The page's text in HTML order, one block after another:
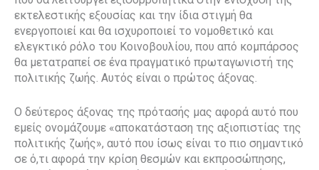
εκτελεστικής εξουσίας και την ίδια στιγμή θα
ενεργοποιεί και θα ισχυροποιεί το νομοθετικό και
ελεγκτικό ρόλο του Κοινοβουλίου, που από κομπάρσος
θα μετατραπεί σε ένα πραγματικό πρωταγωνιστή της
πολιτικής ζωής. Αυτός είναι ο πρώτος άξονας.
Ο δεύτερος άξονας της πρότασής μας αφορά αυτό που
εμείς ονομάζουμε «αποκατάσταση της αξιοπιστίας της
πολιτικής ζωής», αυτό που ίσως είναι το πιο σημαντικό
σε ό,τι αφορά την κρίση θεσμών και εκπροσώπησης,